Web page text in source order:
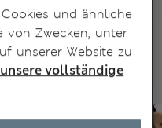
und ähnliche
von Zwecken, unter
unserer Website zu
unsere vollständige